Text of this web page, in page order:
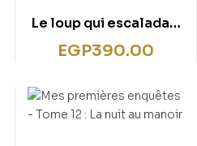
Le loup qui escaladait
les montagnes
EGP390.00